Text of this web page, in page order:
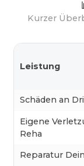
Kurzer
Leistung
Schäden an
Eigene
Reha
Reparatur